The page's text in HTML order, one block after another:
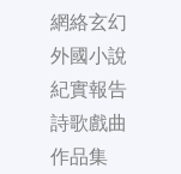
網絡玄幻
外國小說
紀實報告
詩歌戲曲
作品集